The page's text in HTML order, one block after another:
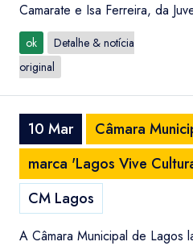
Camarate e Isa Ferreira, da
ok
Detalhe & notícia
original
10 Mar
Câmara
marca 'Lagos Vive
CM Lagos
A Câmara Municipal de Lagos